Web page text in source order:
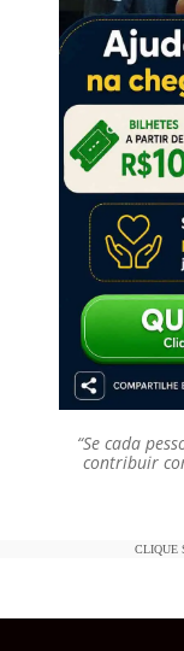
“Se cada
contribuir
CLIQUE